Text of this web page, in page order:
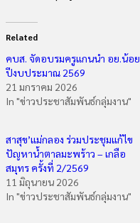
Related
คบส. จัดอบรมครูแกนนำ อย.น้อย
ปีงบประมาณ 2569
21 มกราคม 2026
In "ข่าวประชาสัมพันธ์กลุ่มงาน"
สาสุข’แม่กลอง ร่วมประชุมแก้ไข
ปัญหาน้ำตาลมะพร้าว – เกลือ
สมุทร ครั้งที่ 2/2569
11 มิถุนายน 2026
In "ข่าวประชาสัมพันธ์กลุ่มงาน"